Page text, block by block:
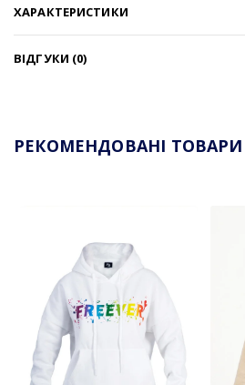
ХАРАКТЕРИСТИКИ
ВІДГУКИ (0)
РЕКОМЕНДОВАНІ ТОВАРИ